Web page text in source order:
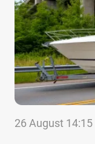
26 August 14:15